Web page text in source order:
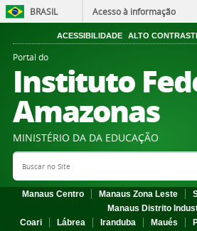
BRASIL Acesso à informação
ACESSIBILIDADE ALTO
Portal do
Instituto
Amazonas
MINISTÉRIO DA DA EDUCAÇÃO
Search Site
Manaus Centro Manaus Zona Leste
Manaus Distrito
Coari
Lábrea Iranduba Maués